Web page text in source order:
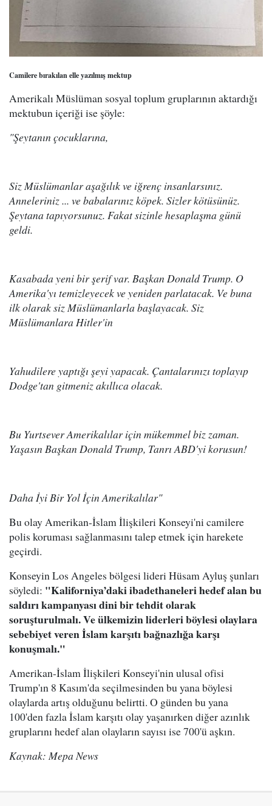
Camilere bırakılan elle yazılmış mektup
Amerikalı Müslüman sosyal toplum gruplarının aktardığı
mektubun içeriği ise şöyle:
"Şeytanın çocuklarına,
Siz Müslümanlar aşağılık ve iğrenç insanlarsınız.
Anneleriniz ... ve babalarınız köpek. Sizler kötüsünüz.
Şeytana tapıyorsunuz. Fakat sizinle hesaplaşma günü
geldi.
Kasabada yeni bir şerif var. Başkan Donald Trump. O
Amerika'yı temizleyecek ve yeniden parlatacak. Ve buna
ilk olarak siz Müslümanlarla başlayacak. Siz
Müslümanlara Hitler'in
Yahudilere yaptığı şeyi yapacak. Çantalarınızı toplayıp
Dodge'tan gitmeniz akıllıca olacak.
Bu Yurtsever Amerikalılar için mükemmel biz zaman.
Yaşasın Başkan Donald Trump, Tanrı ABD'yi korusun!
Daha İyi Bir Yol İçin Amerikalılar"
Bu olay Amerikan-İslam İlişkileri Konseyi'ni camilere
polis koruması sağlanmasını talep etmek için harekete
geçirdi.
Konseyin Los Angeles bölgesi lideri Hüsam Ayluş şunları
söyledi: "Kaliforniya’daki ibadethaneleri hedef alan bu
saldırı kampanyası dini bir tehdit olarak
soruşturulmalı. Ve ülkemizin liderleri böylesi olaylara
sebebiyet veren İslam karşıtı bağnazlığa karşı
konuşmalı."
Amerikan-İslam İlişkileri Konseyi'nin ulusal ofisi
Trump'ın 8 Kasım'da seçilmesinden bu yana böylesi
olaylarda artış olduğunu belirtti. O günden bu yana
100'den fazla İslam karşıtı olay yaşanırken diğer azınlık
gruplarını hedef alan olayların sayısı ise 700'ü aşkın.
Kaynak: Mepa News